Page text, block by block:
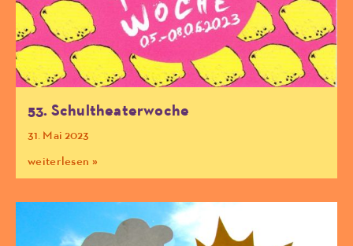
53. Schultheaterwoche
31. Mai 2023
weiterlesen »